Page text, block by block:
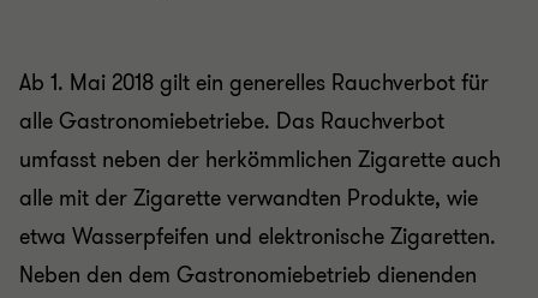
Ab 1. Mai 2018 gilt ein generelles Rauchverbot für
alle Gastronomiebetriebe. Das Rauchverbot
umfasst neben der herkömmlichen Zigarette auch
alle mit der Zigarette verwandten Produkte, wie
etwa Wasserpfeifen und elektronische Zigaretten.
Neben den dem Gastronomiebetrieb dienenden